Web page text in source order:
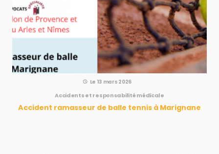
Le 13 mars 2026
Accidents et responsabilité médicale
Accident ramasseur de balle tennis​ à Marignane